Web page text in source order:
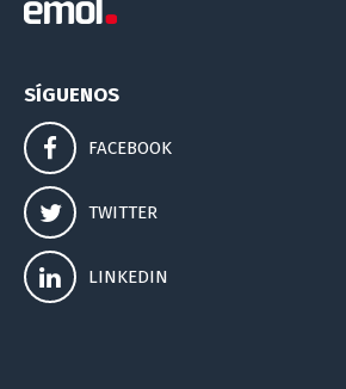
SÍGUENOS
FACEBOOK
TWITTER
LINKEDIN